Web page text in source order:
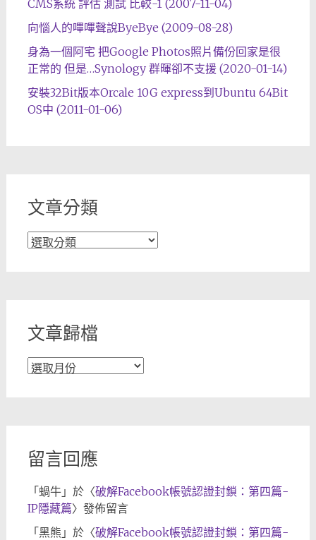
CMS系統 評估 測試 比較-1 (2007-11-04)
向惱人的嗶嗶聲說ByeBye (2009-08-28)
身為一個阿宅 把Google Photos照片備份回家是很
正常的 但是…Synology 群暉卻不支援 (2020-01-14)
安裝32Bit版本Orcale 10G express到Ubuntu 64Bit
OS中 (2011-01-06)
文章分類
文
文章歸檔
文
留言回應
「蝸牛」於〈破解Facebook帳號認證封鎖：第四篇-
IP隱藏篇〉發佈留言
「黑熊 」於〈破解Facebook帳號認證封鎖：第四篇-